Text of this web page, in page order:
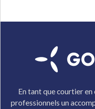
En tant que courtier
professionnels un